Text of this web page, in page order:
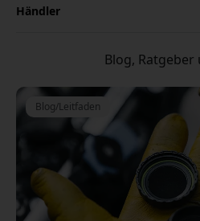
Händler
Blog, Ratgeber
Blog/Leitfaden